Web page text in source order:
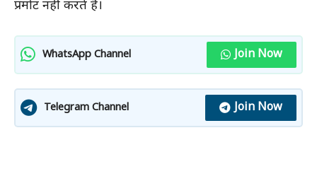
प्रमोट नहीं करते है।
WhatsApp Channel Join Now
Telegram Channel Join Now